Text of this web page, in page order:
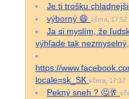
Je ti trošku
výborný 😄 včera, 17:52
Ja si myslím, že
výhľade tak
https://
locale=sk_SK včera, 17:37
Pekný sneh ? 🤔🥂